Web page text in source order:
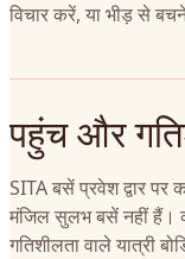
विचार करें, या भीड़ से
पहुंच और
SITA बसें प्रवेश द्वार
मंजिल सुलभ बसें नहीं हैं।
गतिशीलता वाले यात्री